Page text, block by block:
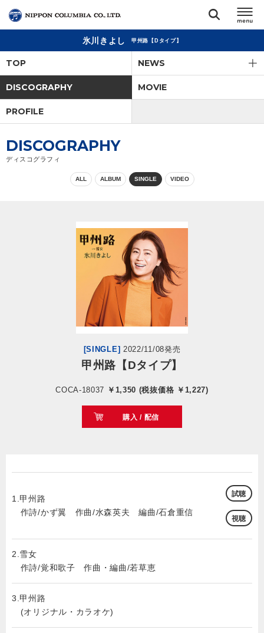
閉じる
アーティスト
ジャンル
閉じる
氷川きよし 甲州路【Dタイプ】
TOP NEWS
DISCOGRAPHY MOVIE
PROFILE
DISCOGRAPHY
ディスコグラフィ
ALL ALBUM SINGLE VIDEO
[SINGLE] 2022/11/08発売
甲州路【Dタイプ】
COCA-18037 ￥1,350 (税抜価格 ￥1,227)
購入 / 配信
1.甲州路
作詩/かず翼 作曲/水森英夫 編曲/石倉重信
試聴
視聴
2.雪女
作詩/覚和歌子 作曲・編曲/若草恵
3.甲州路
(オリジナル・カラオケ)